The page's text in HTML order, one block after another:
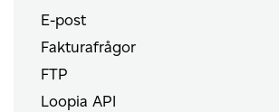
E-post
Fakturafrågor
FTP
Loopia API